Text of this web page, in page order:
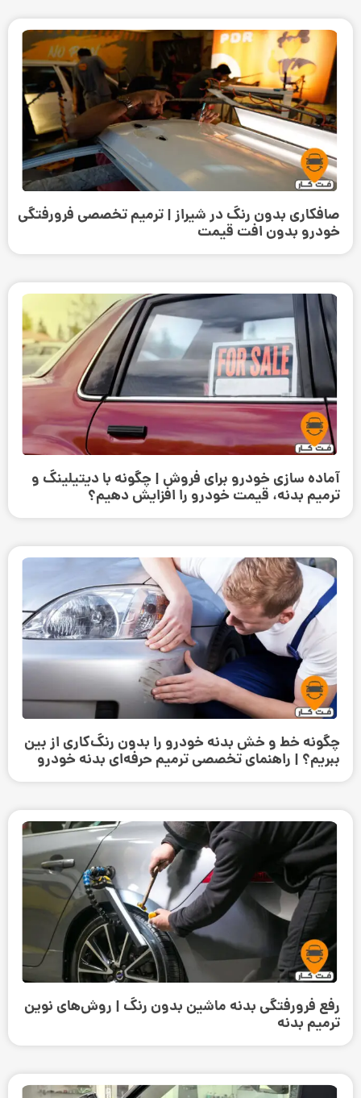
صافکاری بدون رنگ در شیراز | ترمیم تخصصی فرورفتگی
خودرو بدون افت قیمت
آماده سازی خودرو برای فروش | چگونه با دیتیلینگ و
ترمیم بدنه، قیمت خودرو را افزایش دهیم؟
چگونه خط و خش بدنه خودرو را بدون رنگ‌کاری از بین
ببریم؟ | راهنمای تخصصی ترمیم حرفه‌ای بدنه خودرو
رفع فرورفتگی بدنه ماشین بدون رنگ | روش‌های نوین
ترمیم بدنه